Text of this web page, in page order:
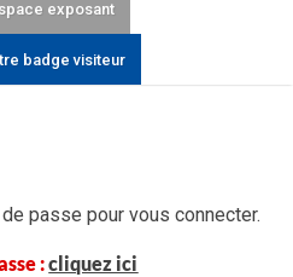
exposant
badge visiteur
passe pour vous connecter.
:cliquez ici